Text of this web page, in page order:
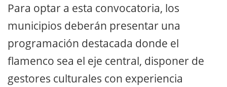
Para optar a esta convocatoria, los
municipios deberán presentar una
programación destacada donde el
flamenco sea el eje central, disponer de
gestores culturales con experiencia